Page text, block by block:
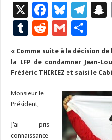
X
F
ac
e
b
o
Bl
u
es
ky
T
gr
a
m
T
m
bl
r
R
e
d
di
G
m
ai
l
ar
ta
g
er
« Comme suite à la décision
la LFP de condamner Jean-
Frédéric THIRIEZ et saisi le
Monsieur le
Président,
J’ai pris
connaissance